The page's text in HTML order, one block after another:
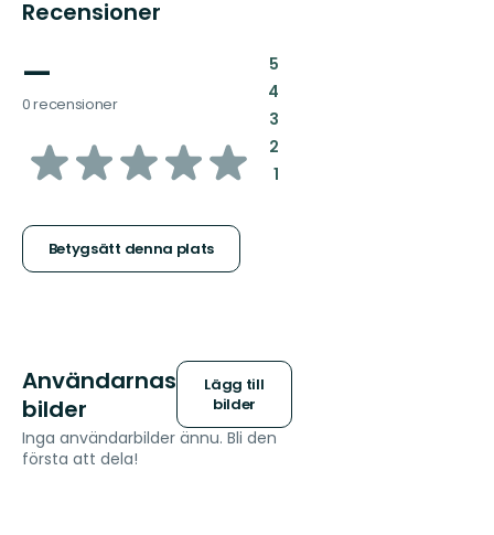
Recensioner
—
0 recensioner
av
stjärnor
Betygsätt denna plats
5:
4:
3:
2:
1:
Användarnas
bilder
Lägg till
bilder
Inga användarbilder ännu. Bli den
första att dela!